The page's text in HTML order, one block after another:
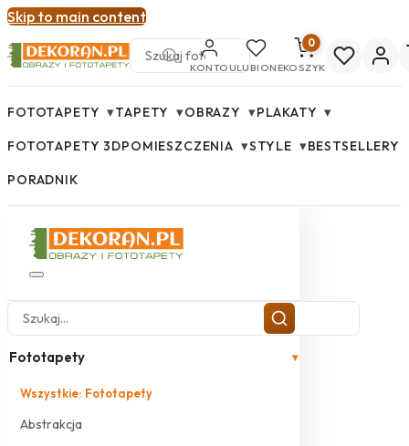
Skip to main content
KONTOULUBIONE
0
KOSZYK
FOTOTAPETY ▾TAPETY ▾OBRAZY ▾PLAKATY ▾
FOTOTAPETY 3DPOMIESZCZENIA ▾STYLE ▾BESTSELLERY
PORADNIK
Fototapety ▾
Wszystkie: Fototapety
Abstrakcja